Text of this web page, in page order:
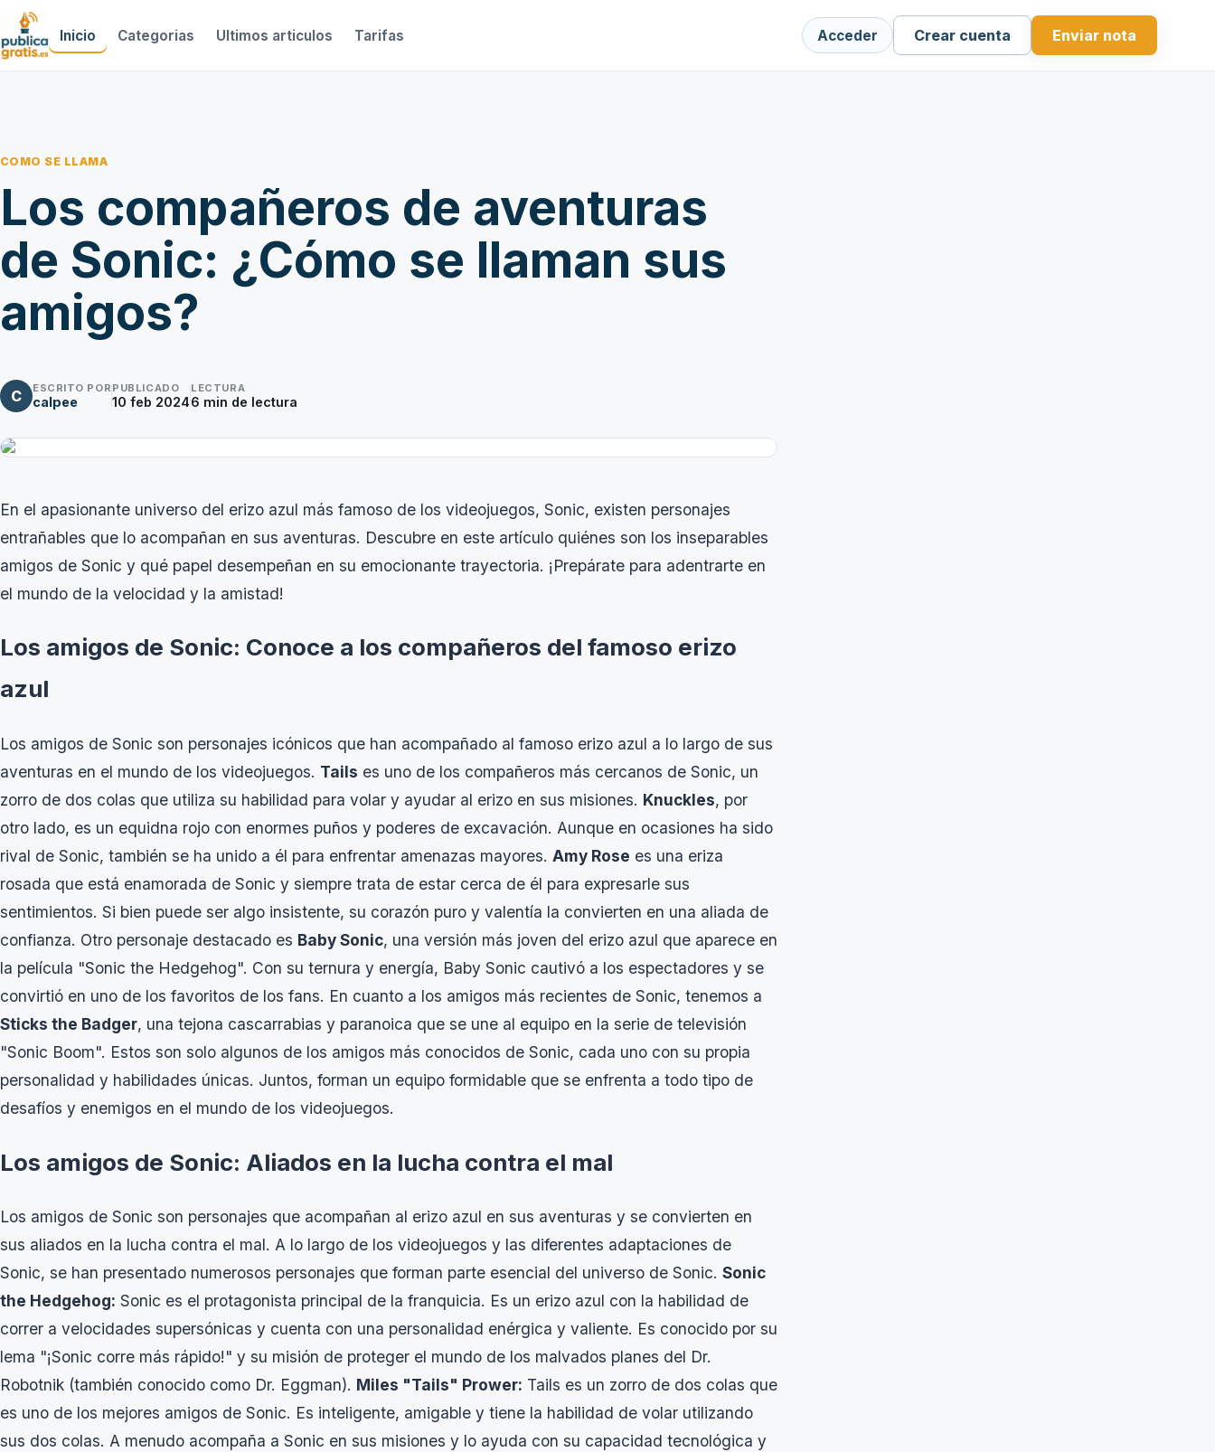
Inicio Categorias Ultimos articulos Tarifas Acceder Crear cuenta Enviar nota
COMO SE LLAMA
Los compañeros de aventuras
de Sonic: ¿Cómo se llaman sus
amigos?
C ESCRITO POR
calpee
PUBLICADO
10 feb 2024
LECTURA
6 min de lectura
En el apasionante universo del erizo azul más famoso de los videojuegos, Sonic, existen personajes
entrañables que lo acompañan en sus aventuras. Descubre en este artículo quiénes son los inseparables
amigos de Sonic y qué papel desempeñan en su emocionante trayectoria. ¡Prepárate para adentrarte en
el mundo de la velocidad y la amistad!
Los amigos de Sonic: Conoce a los compañeros del famoso erizo
azul
Los amigos de Sonic son personajes icónicos que han acompañado al famoso erizo azul a lo largo de sus
aventuras en el mundo de los videojuegos. Tails es uno de los compañeros más cercanos de Sonic, un
zorro de dos colas que utiliza su habilidad para volar y ayudar al erizo en sus misiones. Knuckles, por
otro lado, es un equidna rojo con enormes puños y poderes de excavación. Aunque en ocasiones ha sido
rival de Sonic, también se ha unido a él para enfrentar amenazas mayores. Amy Rose es una eriza
rosada que está enamorada de Sonic y siempre trata de estar cerca de él para expresarle sus
sentimientos. Si bien puede ser algo insistente, su corazón puro y valentía la convierten en una aliada de
confianza. Otro personaje destacado es Baby Sonic, una versión más joven del erizo azul que aparece en
la película "Sonic the Hedgehog". Con su ternura y energía, Baby Sonic cautivó a los espectadores y se
convirtió en uno de los favoritos de los fans. En cuanto a los amigos más recientes de Sonic, tenemos a
Sticks the Badger, una tejona cascarrabias y paranoica que se une al equipo en la serie de televisión
"Sonic Boom". Estos son solo algunos de los amigos más conocidos de Sonic, cada uno con su propia
personalidad y habilidades únicas. Juntos, forman un equipo formidable que se enfrenta a todo tipo de
desafíos y enemigos en el mundo de los videojuegos.
Los amigos de Sonic: Aliados en la lucha contra el mal
Los amigos de Sonic son personajes que acompañan al erizo azul en sus aventuras y se convierten en
sus aliados en la lucha contra el mal. A lo largo de los videojuegos y las diferentes adaptaciones de
Sonic, se han presentado numerosos personajes que forman parte esencial del universo de Sonic. Sonic
the Hedgehog: Sonic es el protagonista principal de la franquicia. Es un erizo azul con la habilidad de
correr a velocidades supersónicas y cuenta con una personalidad enérgica y valiente. Es conocido por su
lema "¡Sonic corre más rápido!" y su misión de proteger el mundo de los malvados planes del Dr.
Robotnik (también conocido como Dr. Eggman). Miles "Tails" Prower: Tails es un zorro de dos colas que
es uno de los mejores amigos de Sonic. Es inteligente, amigable y tiene la habilidad de volar utilizando
sus dos colas. A menudo acompaña a Sonic en sus misiones y lo ayuda con su capacidad tecnológica y